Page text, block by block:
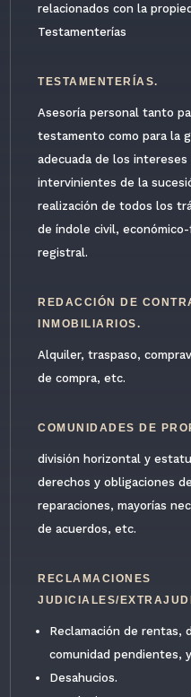
relacionados con la
Testamenterías
TESTAMENTERÍAS.
Asesoría personal tanto
testamento como para la
adecuada de los
intervinientes de la
realización de todos los
de índole civil,
registral.
REDACCIÓN DE
INMOBILIARIOS.
Alquiler, traspaso,
de compra, etc.
COMUNIDADES DE
división horizontal y
derechos y obligaciones
reparaciones, mayorías
de acuerdos, etc.
RECLAMACIONES
JUDICIALES/
Reclamación de rentas,
comunidad pendientes,
Desahucios.